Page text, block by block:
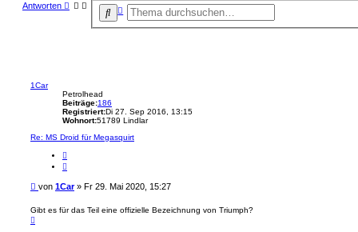
Antworten
S
u
r
w
u
c
e
1Car
Petrolhead
Beiträge:186
Registriert:Di 27. Sep 2016, 13:15
Wohnort:51789 Lindlar
Re: MS Droid für Megasquirt
i
t
t
B
i
von 1Car» Fr 29. Mai 2020, 15:27
Gibt es für das Teil eine offizielle Bezeichnung von Triumph?
a